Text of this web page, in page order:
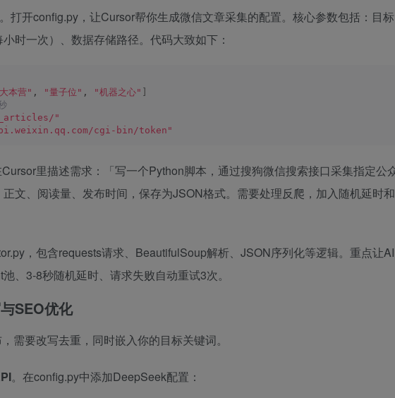
。打开config.py，让Cursor帮你生成微信文章采集的配置。核心参数包括：目标
时一次）、数据存储路径。代码大致如下：
本营" , "量子位" , "机器之心"
"
cgi-bin/token"
里描述需求：「写一个Python脚本，通过搜狗微信搜索接口采集指定公
文、阅读量、发布时间，保存为JSON格式。需要处理反爬，加入随机延时和
，包含requests请求、BeautifulSoup解析、JSON序列化等逻辑。重点让AI
池、3-8秒随机延时、请求失败自动重试3次。
SEO优化
需要改写去重，同时嵌入你的目标关键词。
。在config.py中添加DeepSeek配置：